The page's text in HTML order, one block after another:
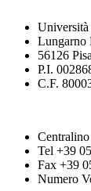
Università
Lungarno
56126 Pisa
P.I.
C.F.
Centralino
Tel +39
Fax +39
Numero